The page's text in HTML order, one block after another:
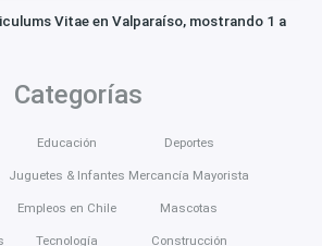
Vitae en Valparaíso, mostrando 1 a
Categorías
Educación
Juguetes & Infantes
Empleos en Chile
Tecnología
Deportes
Mercancía Mayorista
Mascotas
Construcción